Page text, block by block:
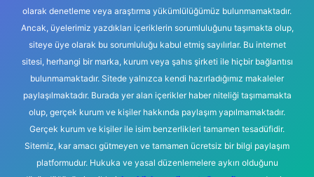
olarak denetleme veya araştırma yükümlülüğümüz bulunmamaktadır.
Ancak, üyelerimiz yazdıkları içeriklerin sorumluluğunu taşımakta olup,
siteye üye olarak bu sorumluluğu kabul etmiş sayılırlar. Bu internet
sitesi, herhangi bir marka, kurum veya şahıs şirketi ile hiçbir bağlantısı
bulunmamaktadır. Sitede yalnızca kendi hazırladığımız makaleler
paylaşılmaktadır. Burada yer alan içerikler haber niteliği taşımamakta
olup, gerçek kurum ve kişiler hakkında paylaşım yapılmamaktadır.
Gerçek kurum ve kişiler ile isim benzerlikleri tamamen tesadüfidir.
Sitemiz, kar amacı gütmeyen ve tamamen ücretsiz bir bilgi paylaşım
platformudur. Hukuka ve yasal düzenlemelere aykırı olduğunu